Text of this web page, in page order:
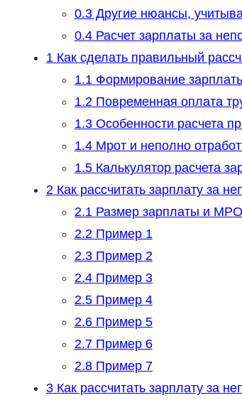
0.3Другие нюансы,
0.4Расчет зарплаты за
1Как сделать правильный
1.1Формирование
1.2Повременная оплата
1.3Особенности расчета
1.4Мрот и неполно
1.5Калькулятор расчета
2Как рассчитать зарплату за
2.1Размер зарплаты и
2.2Пример 1
2.3Пример 2
2.4Пример 3
2.5Пример 4
2.6Пример 5
2.7Пример 6
2.8Пример 7
3Как рассчитать зарплату за